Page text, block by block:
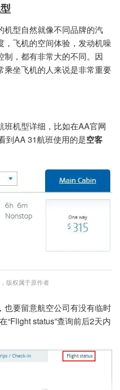
机型自然就像不同品牌的汽
飞机的空间体验，发动机噪
制，都有非常大的不同。因
乘坐飞机的人来说是非常重要
班机型详细，比如在AA官网
到AA 31航班使用的是空客
版权属于原作者
也要留意航空公司有没有临时
“Flight status”查询前后2天内